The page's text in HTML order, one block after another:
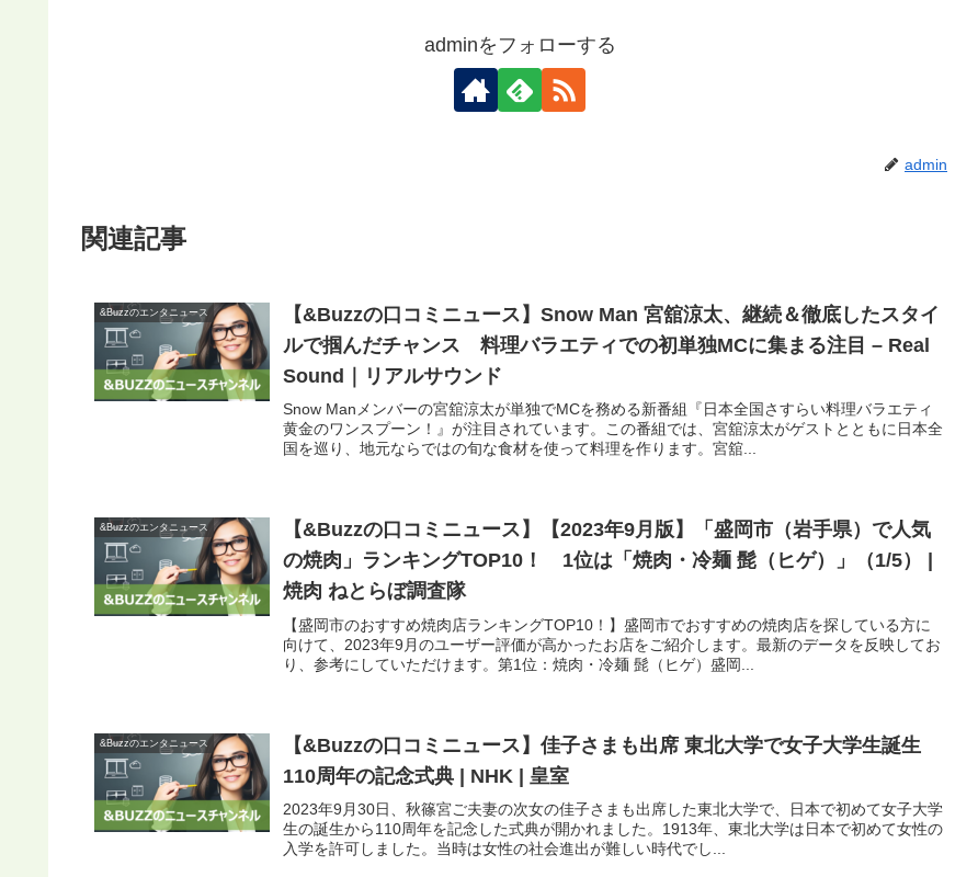
adminをフォローする
admin
関連記事
&Buzzのエンタニュース
【&Buzzの口コミニュース】Snow Man 宮舘涼太、継続＆徹底したスタイ
ルで掴んだチャンス 料理バラエティでの初単独MCに集まる注目 – Real
Sound｜リアルサウンド
Snow Manメンバーの宮舘涼太が単独でMCを務める新番組『日本全国さすらい料理バラエティ
黄金のワンスプーン！』が注目されています。この番組では、宮舘涼太がゲストとともに日本全
国を巡り、地元ならではの旬な食材を使って料理を作ります。宮舘...
&Buzzのエンタニュース
【&Buzzの口コミニュース】【2023年9月版】「盛岡市（岩手県）で人気
の焼肉」ランキングTOP10！ 1位は「焼肉・冷麺 髭（ヒゲ）」（1/5） |
焼肉 ねとらぼ調査隊
【盛岡市のおすすめ焼肉店ランキングTOP10！】盛岡市でおすすめの焼肉店を探している方に
向けて、2023年9月のユーザー評価が高かったお店をご紹介します。最新のデータを反映してお
り、参考にしていただけます。第1位：焼肉・冷麺 髭（ヒゲ）盛岡...
&Buzzのエンタニュース
【&Buzzの口コミニュース】佳子さまも出席 東北大学で女子大学生誕生
110周年の記念式典 | NHK | 皇室
2023年9月30日、秋篠宮ご夫妻の次女の佳子さまも出席した東北大学で、日本で初めて女子大学
生の誕生から110周年を記念した式典が開かれました。1913年、東北大学は日本で初めて女性の
入学を許可しました。当時は女性の社会進出が難しい時代でし...